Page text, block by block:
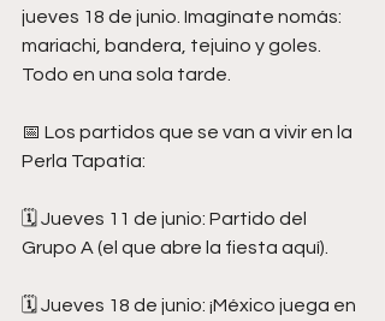
jueves 18 de junio. Imagínate nomás:
mariachi, bandera, tejuino y goles.
Todo en una sola tarde.
📅 Los partidos que se van a vivir en la
Perla Tapatía:
🗓️ Jueves 11 de junio: Partido del
Grupo A (el que abre la fiesta aquí).
🗓️ Jueves 18 de junio: ¡México juega en